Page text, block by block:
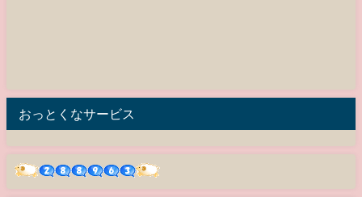
おっとくなサービス